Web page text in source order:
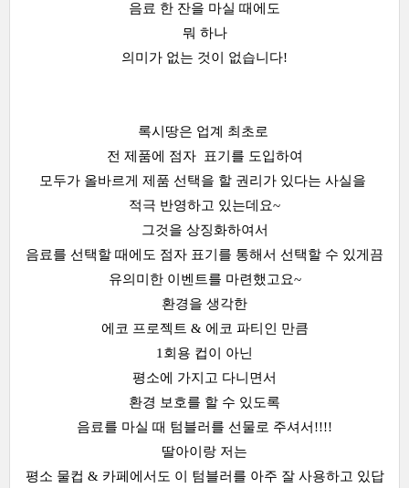
음료 한 잔을 마실 때에도
뭐 하나
의미가 없는 것이 없습니다!
록시땅은 업계 최초로
전 제품에 점자 표기를 도입하여
모두가 올바르게 제품 선택을 할 권리가 있다는 사실을
적극 반영하고 있는데요~
그것을 상징화하여서
음료를 선택할 때에도 점자 표기를 통해서 선택할 수 있게끔
유의미한 이벤트를 마련했고요~
환경을 생각한
에코 프로젝트 & 에코 파티인 만큼
1회용 컵이 아닌
평소에 가지고 다니면서
환경 보호를 할 수 있도록
음료를 마실 때 텀블러를 선물로 주셔서!!!!
딸아이랑 저는
평소 물컵 & 카페에서도 이 텀블러를 아주 잘 사용하고 있답